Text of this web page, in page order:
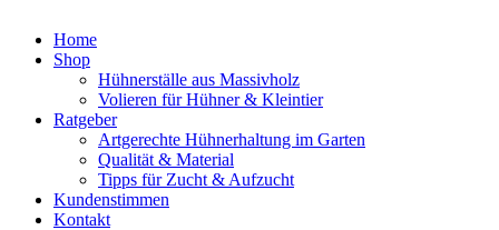
Home
Shop
Hühnerställe aus Massivholz
Volieren für Hühner & Kleintier
Ratgeber
Artgerechte Hühnerhaltung im Garten
Qualität & Material
Tipps für Zucht & Aufzucht
Kundenstimmen
Kontakt